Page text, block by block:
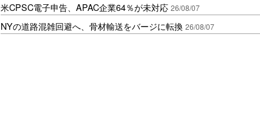
米CPSC電子申告、APAC企業64％が未対応 26/08/07
NYの道路混雑回避へ、骨材輸送をバージに転換 26/08/07